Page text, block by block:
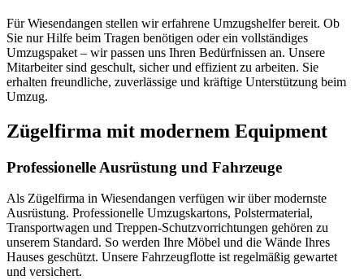
Für Wiesendangen stellen wir erfahrene Umzugshelfer bereit. Ob
Sie nur Hilfe beim Tragen benötigen oder ein vollständiges
Umzugspaket – wir passen uns Ihren Bedürfnissen an. Unsere
Mitarbeiter sind geschult, sicher und effizient zu arbeiten. Sie
erhalten freundliche, zuverlässige und kräftige Unterstützung beim
Umzug.
Zügelfirma mit modernem Equipment
Professionelle Ausrüstung und Fahrzeuge
Als Zügelfirma in Wiesendangen verfügen wir über modernste
Ausrüstung. Professionelle Umzugskartons, Polstermaterial,
Transportwagen und Treppen-Schutzvorrichtungen gehören zu
unserem Standard. So werden Ihre Möbel und die Wände Ihres
Hauses geschützt. Unsere Fahrzeugflotte ist regelmäßig gewartet
und versichert.